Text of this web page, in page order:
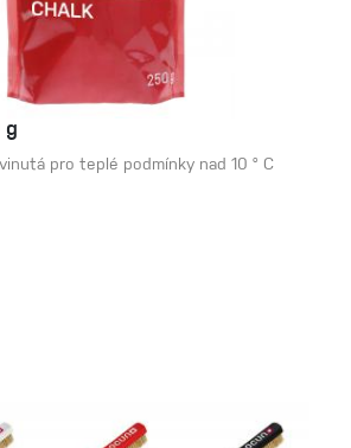
g
pro teplé podmínky nad 10 ° C